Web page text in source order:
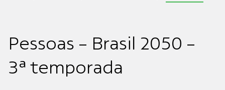
Pessoas - Brasil 2050 -
3ª temporada